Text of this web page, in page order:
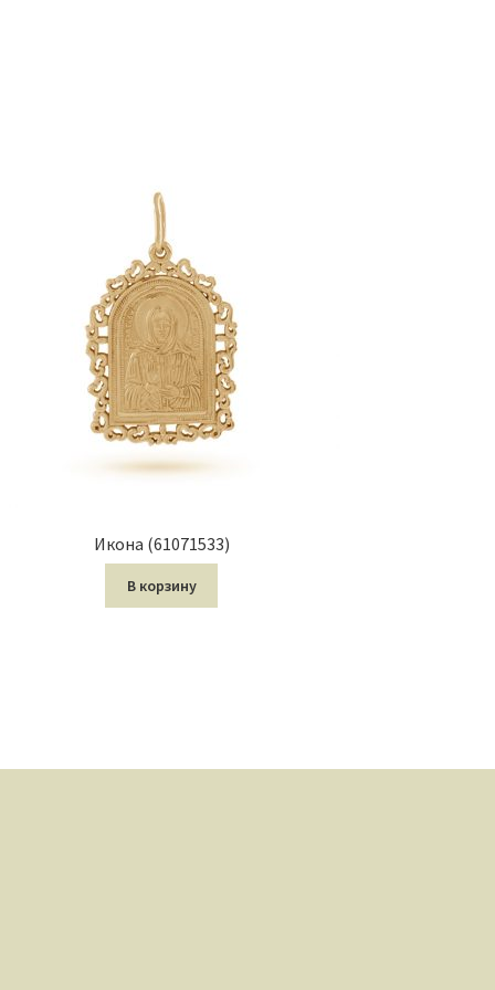
Икона (61071533)
В корзину